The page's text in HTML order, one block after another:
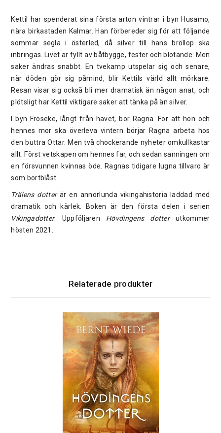
Kettil har spenderat sina första arton vintrar i byn Husamo,
nära birkastaden Kalmar. Han förbereder sig för att följande
sommar segla i österled, då silver till hans bröllop ska
inbringas. Livet är fyllt av båtbygge, fester och blotande. Men
saker ändras snabbt. En tvekamp utspelar sig och senare,
när döden gör sig påmind, blir Kettils värld allt mörkare.
Resan visar sig också bli mer dramatisk än någon anat, och
plötsligt har Kettil viktigare saker att tänka på än silver.
I byn Fröseke, långt från havet, bor Ragna. För att hon och
hennes mor ska överleva vintern börjar Ragna arbeta hos
den buttra Ottar. Men två chockerande nyheter omkullkastar
allt. Först vetskapen om hennes far, och sedan sanningen om
en försvunnen kvinnas öde. Ragnas tidigare lugna tillvaro är
som bortblåst.
Trälens dotterär en annorlunda vikingahistoria laddad med
dramatik och kärlek. Boken är den första delen i serien
Vikingadotter. Uppföljaren Hövdingens dotterutkommer
hösten 2021.
Relaterade produkter